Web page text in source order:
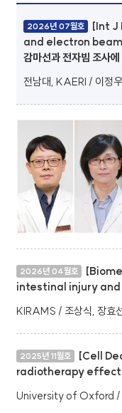
2026년 07월호
[Int J
and electron
감마선과 전자빔 조사
전남대, KAERI / 이정
2026년 04월호
intestinal injury
KIRAMS / 조상식, 장효
2025년 11월호
[Cell
radiotherapy effect
University of Oxford /